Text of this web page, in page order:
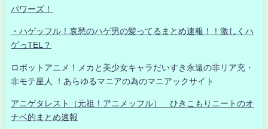
パワーズ！
・ハゲッフル！哀愁のハゲ男の髪ってるまとめ速報！！激しくハ
ゲっTEL？
ロボットアニメ！メカと美少女キャラだいすき永遠の非リア充・
非モテ星人 ！あらゆるマニアの為のマニアックサイト
アニゲタレスト（元祖！アニメッフル） ひきこもりニートのオ
ナベ的まとめ速報